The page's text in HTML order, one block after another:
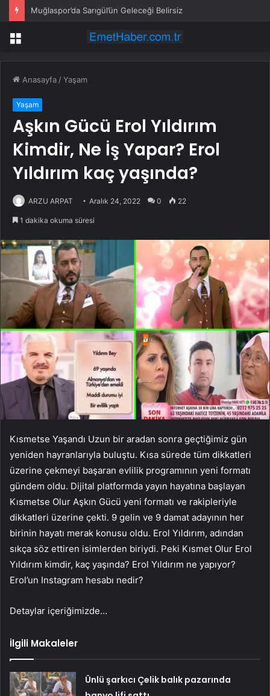
Muğlaspor’da Sarıgül’ün Geleceği Belirsiz
Menü
Anasayfa /Yaşam
Yaşam
Aşkın Gücü Erol Yıldırım
Kimdir, Ne İş Yapar? Erol
Yıldırım kaç yaşında?
ARZU ARPAT Aralık 24, 2022 0 22
1 dakika okuma süresi
Kısmetse Yaşandı Uzun bir aradan sonra geçtiğimiz gün
yeniden hayranlarıyla buluştu. Kısa sürede tüm dikkatleri
üzerine çekmeyi başaran evlilik programının yeni formatı
gündem oldu. Dijital platformda yayın hayatına başlayan
Kısmetse Olur Aşkın Gücü yeni formatı ve rakipleriyle
dikkatleri üzerine çekti. 9 gelin ve 9 damat adayının her
birinin hayatı merak konusu oldu. Erol Yıldırım, adından
sıkça söz ettiren isimlerden biriydi. Peki Kısmet Olur Erol
Yıldırım kimdir, kaç yaşında? Erol Yıldırım ne yapıyor?
Erol’un Instagram hesabı nedir?
Detaylar içeriğimizde…
İlgili Makaleler
Ünlü şarkıcı Çelik balık pazarında